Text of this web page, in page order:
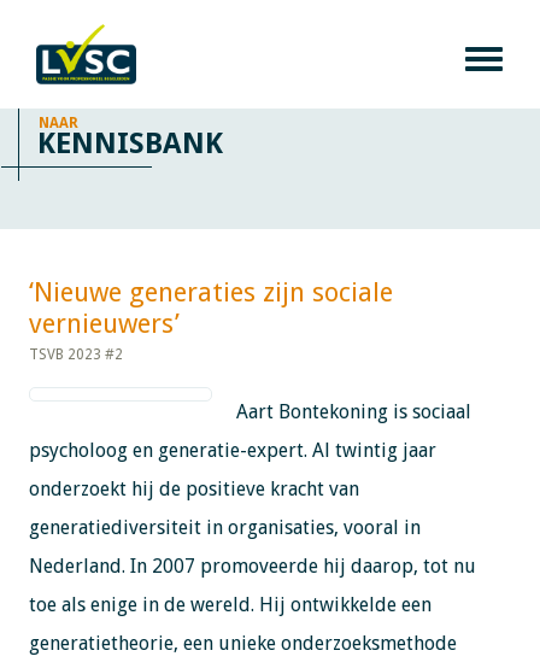
NAAR
KENNISBANK
‘Nieuwe generaties zijn sociale
vernieuwers’​​​​​​
TSVB 2023 #2
Aart Bontekoning is sociaal
psycholoog en generatie-expert. Al twintig jaar
onderzoekt hij de positieve kracht van
generatiediversiteit in organisaties, vooral in
Nederland. In 2007 promoveerde hij daarop, tot nu
toe als enige in de wereld. Hij ontwikkelde een
generatietheorie, een unieke onderzoeksmethode